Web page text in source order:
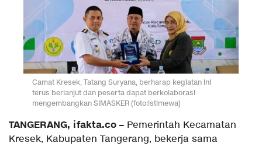
Camat Kresek, Tatang Suryana, berharap kegiatan ini
terus berlanjut dan peserta dapat berkolaborasi
mengembangkan SIMASKER (foto:istimewa)
TANGERANG, ifakta.co – Pemerintah Kecamatan
Kresek, Kabupaten Tangerang, bekerja sama